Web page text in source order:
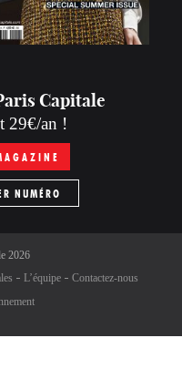
Capitale
29€/an !
NUMÉRO
2026
L’équipe
Contactez-nous